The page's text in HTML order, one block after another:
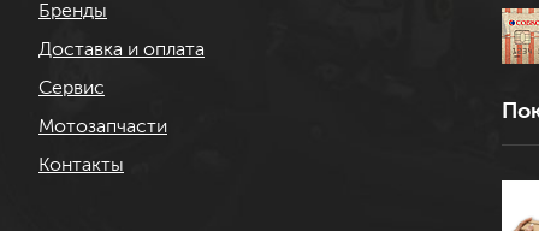
Бренды
Доставка и оплата
Сервис
Мотозапчасти
Контакты